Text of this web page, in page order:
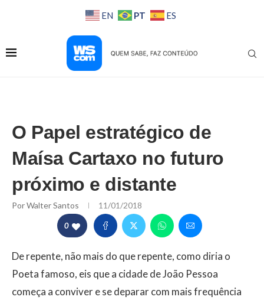
EN PT ES
O Papel estratégico de
Maísa Cartaxo no futuro
próximo e distante
PorWalter Santos 11/01/2018
0
De repente, não mais do que repente, como diria o
Poeta famoso, eis que a cidade de João Pessoa
começa a conviver e se deparar com mais frequência